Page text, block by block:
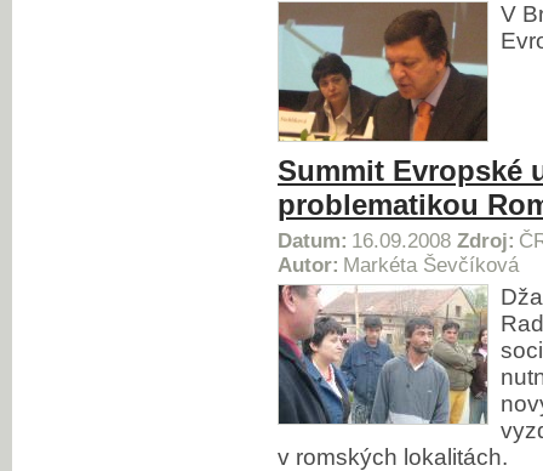
V
Summit Evropské
problematikou
Datum: 16.09.2008 Zdroj:
Autor: Markéta Ševčíková
v romských lokalitách.